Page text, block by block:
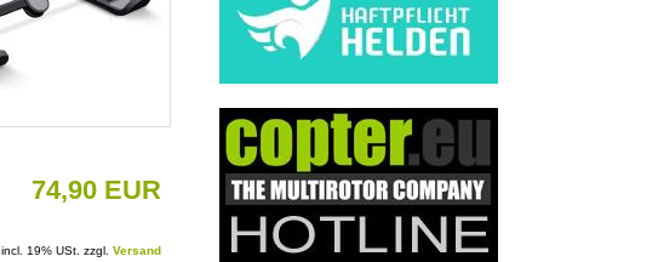
74,90 EUR
incl. 19% USt. zzgl. Versand